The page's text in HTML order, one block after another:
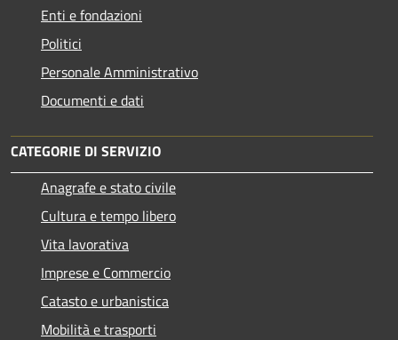
Enti e fondazioni
Politici
Personale Amministrativo
Documenti e dati
CATEGORIE DI SERVIZIO
Anagrafe e stato civile
Cultura e tempo libero
Vita lavorativa
Imprese e Commercio
Catasto e urbanistica
Mobilità e trasporti